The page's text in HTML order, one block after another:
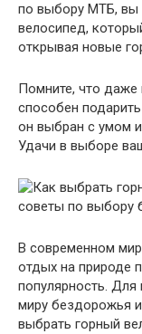
по выбору МТБ, вы
велосипед,
открывая новые
Помните, что даже
способен
он выбран с умом
Удачи в выборе
В современном
отдых на природе
популярность.
миру бездорожья и
выбрать горный